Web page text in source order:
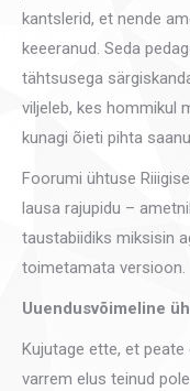
kantslerid, et nende
keeeranud. Seda
tähtsusega
viljeleb, kes hommikul
kunagi õieti pihta
Foorumi ühtuse
lausa rajupidu –
taustabiidiks miksisin
toimetamata versioon.
Uuendusvõimeline
Kujutage ette, et
varrem elus teinud